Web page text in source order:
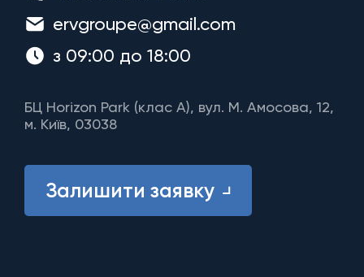
ervgroupe@gmail.com
з 09:00 до 18:00
БЦ Horizon Park (клас A), вул. М. Амосова, 12,
м. Київ, 03038
Залишити заявку